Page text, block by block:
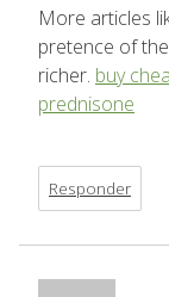
More articles
pretence of
richer. buy
prednisone
Responder